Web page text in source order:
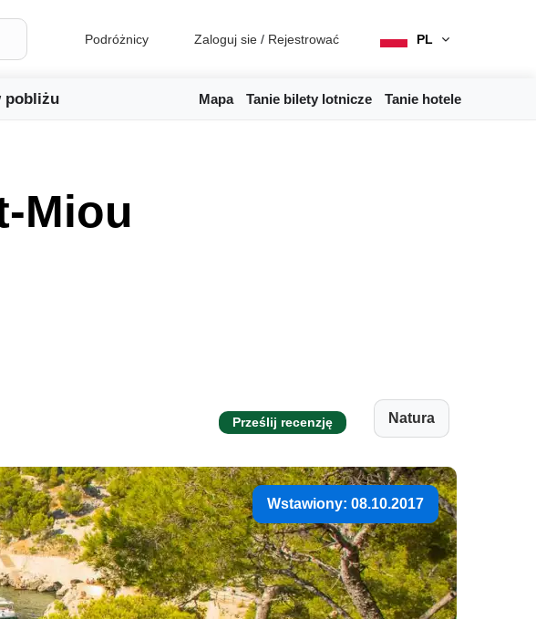
Podróżnicy Zaloguj sie / Rejestrować PL
pobliżu Mapa Tanie bilety lotnicze Tanie hotele
Miou
Prześlij recenzję Natura
Wstawiony: 08.10.2017